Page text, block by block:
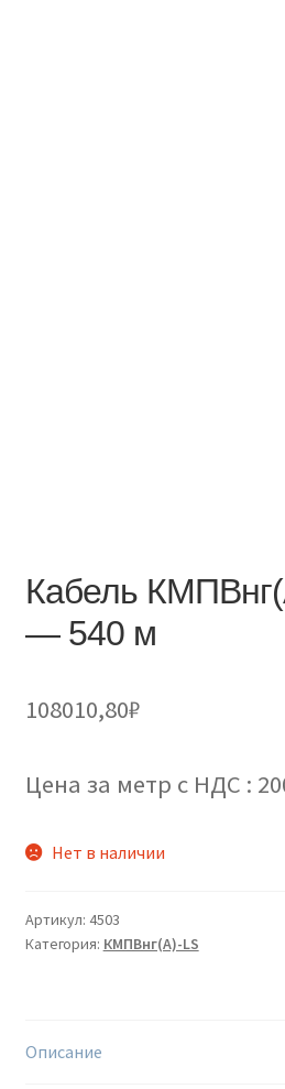
Кабель
— 540 м
108010,80₽
Цена за метр с НДС :
Нет в наличии
Артикул: 4503
Категория: КМПВнг(А)-LS
Описание